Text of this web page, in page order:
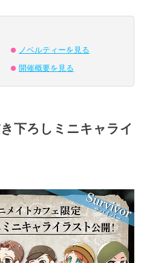
ノベルティーを見る
開催概要を見る
下ろしミニキャライ